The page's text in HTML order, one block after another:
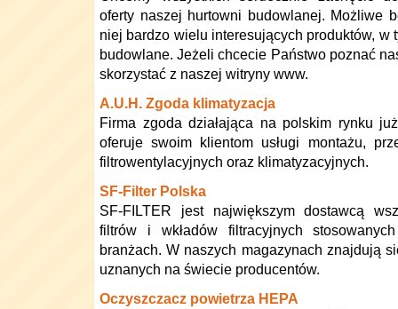
oferty naszej hurtowni budowlanej. Możliwe
niej bardzo wielu interesujących produktów, w
budowlane. Jeżeli chcecie Państwo poznać
skorzystać z naszej witryny www.
A.U.H. Zgoda klimatyzacja
Firma zgoda działająca na polskim rynku
oferuje swoim klientom usługi montażu,
filtrowentylacyjnych oraz klimatyzacyjnych.
SF-Filter Polska
SF-FILTER jest największym dostawcą
filtrów i wkładów filtracyjnych
branżach. W naszych magazynach znajdują
uznanych na świecie producentów.
Oczyszczacz powietrza HEPA